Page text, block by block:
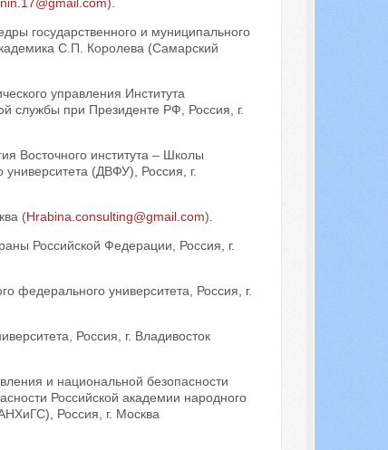
).
государственного и муниципального
С.П. Королева (Самарский
управления Института
службы при Президенте РФ, Россия, г.
Восточного института – Школы
(ДВФУ), Россия, г.
(Hrabina.consulting@gmail.com).
Российской Федерации, Россия, г.
федерального университета, Россия, г.
Россия, г. Владивосток
и национальной безопасности
Российской академии народного
Россия, г. Москва